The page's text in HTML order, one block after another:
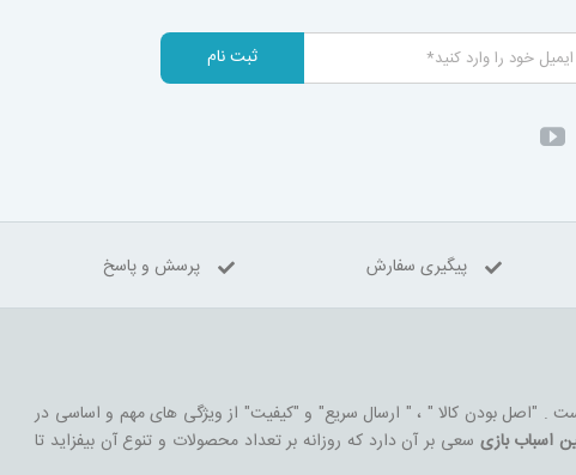
ثبت نام
پیگیری سفارش پرسش و پاسخ
است . "اصل بودن کالا " ، " ارسال سریع" و "کیفیت" از ویژگی های مهم و اساسی در
اسباب بازی سعی بر آن دارد که روزانه بر تعداد محصولات و تنوع آن بیفزاید تا